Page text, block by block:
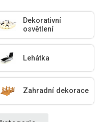
Dekorativní
osvětlení
Lehátka
Zahradní dekorace